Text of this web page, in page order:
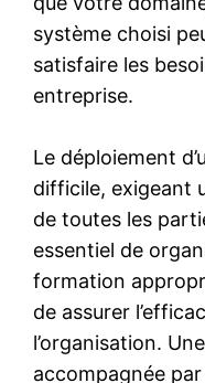
système choisi
satisfaire les
entreprise.
Le déploiement
difficile, exigeant
de toutes les
essentiel de
formation
de assurer
l’organisation.
accompagnée